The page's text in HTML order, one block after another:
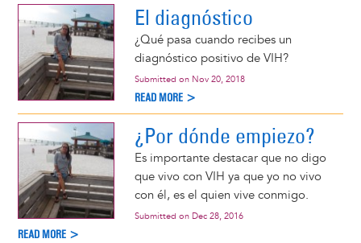
El diagnóstico
¿Qué pasa cuando recibes un
diagnóstico positivo de VIH?
Submitted on Nov 20, 2018
READ MORE >
¿Por dónde empiezo?
Es importante destacar que no digo
que vivo con VIH ya que yo no vivo
con él, es el quien vive conmigo.
Submitted on Dec 28, 2016
READ MORE >